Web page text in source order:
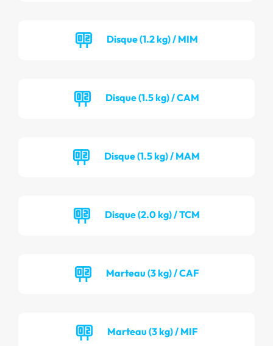
Disque (1.2 kg) / MIM
Disque (1.5 kg) / CAM
Disque (1.5 kg) / MAM
Disque (2.0 kg) / TCM
Marteau (3 kg) / CAF
Marteau (3 kg) / MIF